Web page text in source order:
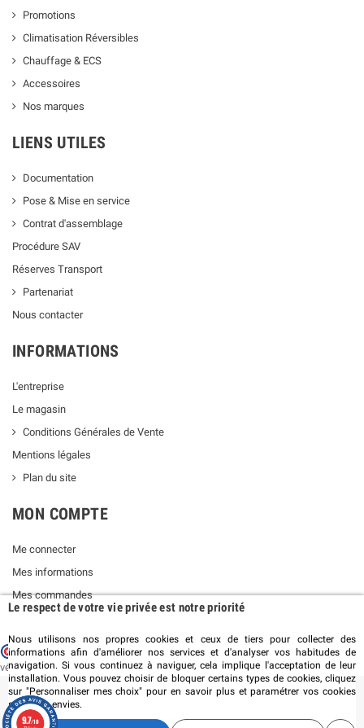
Le respect de votre vie privée est notre priorité
Nous utilisons nos propres cookies et ceux de tiers pour collecter des
informations afin d'améliorer nos services et d'analyser vos habitudes de
navigation. Si vous continuez à naviguer, cela implique l'acceptation de leur
installation. Vous pouvez choisir de bloquer certains types de cookies, cliquez
sur "Personnaliser mes choix" pour en savoir plus et paramétrer vos cookies
selon vos envies.
Promotions
Climatisation Réversibles
Chauffage & ECS
Accessoires
Nos marques
LIENS UTILES
Documentation
Pose & Mise en service
Contrat d'assemblage
Procédure SAV
Réserves Transport
Partenariat
Nous contacter
INFORMATIONS
L'entreprise
Le magasin
Conditions Générales de Vente
Mentions légales
Plan du site
MON COMPTE
Me connecter
Mes informations
Mes commandes
Marchand approuvé par la Société des Avis Garantis,cliquez ici pour
vérifier.
©2019 PLANÈTE AIR - SAS ENTROPIE - Tous droits réservés
9.7/10